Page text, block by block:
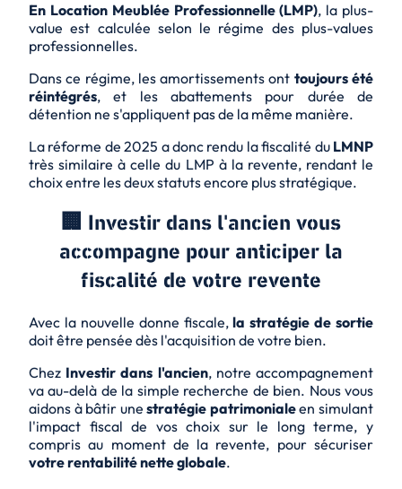
En Location Meublée Professionnelle (LMP), la plus-
value est calculée selon le régime des plus-values
professionnelles.
Dans ce régime, les amortissements ont toujours été
réintégrés, et les abattements pour durée de
détention ne s'appliquent pas de la même manière.
La réforme de 2025 a donc rendu la fiscalité duLMNP
très similaire à celle du LMP à la revente, rendant le
choix entre les deux statuts encore plus stratégique.
🏢 Investir dans l'ancien vous
accompagne pour anticiper la
fiscalité de votre revente
Avec la nouvelle donne fiscale,la stratégie de sortie
doit être pensée dès l'acquisition de votre bien.
Chez Investir dans l'ancien, notre accompagnement
va au-delà de la simple recherche de bien. Nous vous
aidons à bâtir unestratégie patrimonialeen simulant
l'impact fiscal de vos choix sur le long terme, y
compris au moment de la revente, pour sécuriser
votre rentabilité nette globale.